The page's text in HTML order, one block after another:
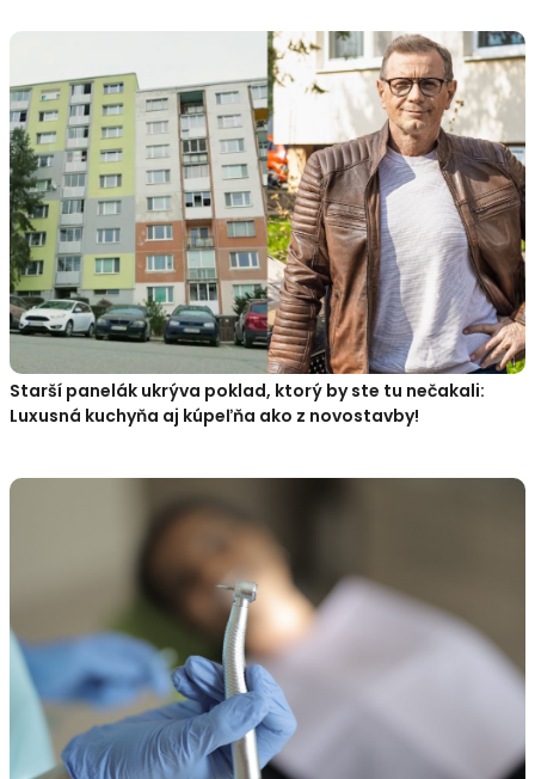
Starší panelák ukrýva poklad, ktorý by ste tu nečakali:
Luxusná kuchyňa aj kúpeľňa ako z novostavby!